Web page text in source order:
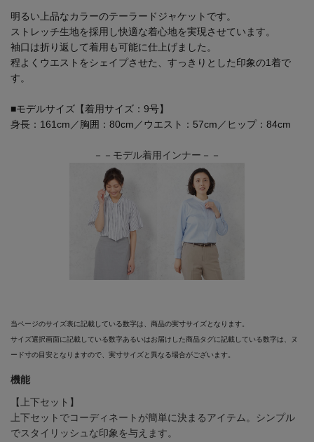
明るい上品なカラーのテーラードジャケットです。
ストレッチ生地を採用し快適な着心地を実現させています。
袖口は折り返して着用も可能に仕上げました。
程よくウエストをシェイプさせた、すっきりとした印象の1着で
す。
■モデルサイズ【着用サイズ：9号】
身長：161cm／胸囲：80cm／ウエスト：57cm／ヒップ：84cm
－－モデル着用インナー－－
当ページのサイズ表に記載している数字は、商品の実寸サイズとなります。
サイズ選択画面に記載している数字あるいはお届けした商品タグに記載している数字は、ヌ
ード寸の目安となりますので、実寸サイズと異なる場合がございます。
機能
【上下セット】
上下セットでコーディネートが簡単に決まるアイテム。シンプル
でスタイリッシュな印象を与えます。